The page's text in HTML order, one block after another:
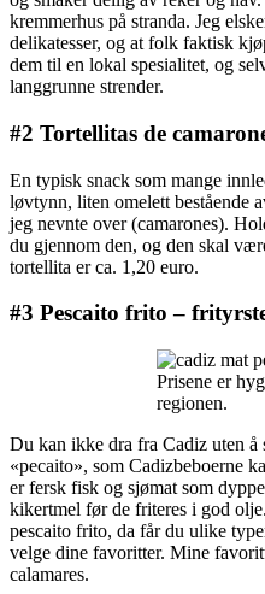
kremmerhus på stranda. Jeg
delikatesser, og at folk faktisk
dem til en lokal spesialitet, og
langgrunne strender.
#2 Tortellitas de
En typisk snack som mange
løvtynn, liten omelett bestående
jeg nevnte over (camarones).
du gjennom den, og den skal
tortellita er ca. 1,20 euro.
#3 Pescaito frito –
Prisene er
regionen.
Du kan ikke dra fra Cadiz uten å
«pecaito», som Cadizbeboerne
er fersk fisk og sjømat som
kikertmel før de friteres i god
pescaito frito, da får du ulike
velge dine favoritter. Mine
calamares.